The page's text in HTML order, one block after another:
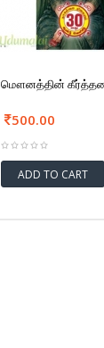
மௌனத்தின்
500.00
ADD TO CART